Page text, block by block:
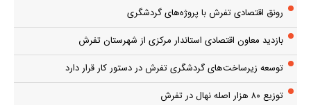
رونق اقتصادی تفرش با پروژه‌های گردشگری
بازدید معاون اقتصادی استاندار مرکزی از شهرستان تفرش
توسعه زیرساخت‌های گردشگری تفرش در دستور کار قرار دارد
توزیع ۸۰ هزار اصله نهال در تفرش